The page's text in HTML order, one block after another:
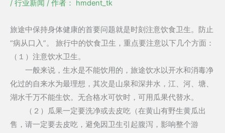
/ 行业新闻 / 作者： hmdent_tk
旅途中保持身体健康的首要问题就是时刻注意饮食卫生。防止
“病从口入”。 旅行中的饮食卫生，重点要注意以下几个方面：
（１）注意饮水卫生。
一般来说，生水是不能饮用的，旅途饮水以开水和消毒净
化过的自来水为最理想，其次是山泉和深井水，江、河、塘、
湖水千万不能生饮。无合格水可饮时，可用瓜果代替水。
（２）瓜果一定要洗净或去皮吃（在黄山有野生黄瓜出
售，请一定要去皮吃，避免因卫生引起腹泻，影响整个游